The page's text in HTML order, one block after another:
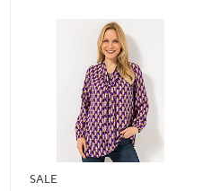
SALE